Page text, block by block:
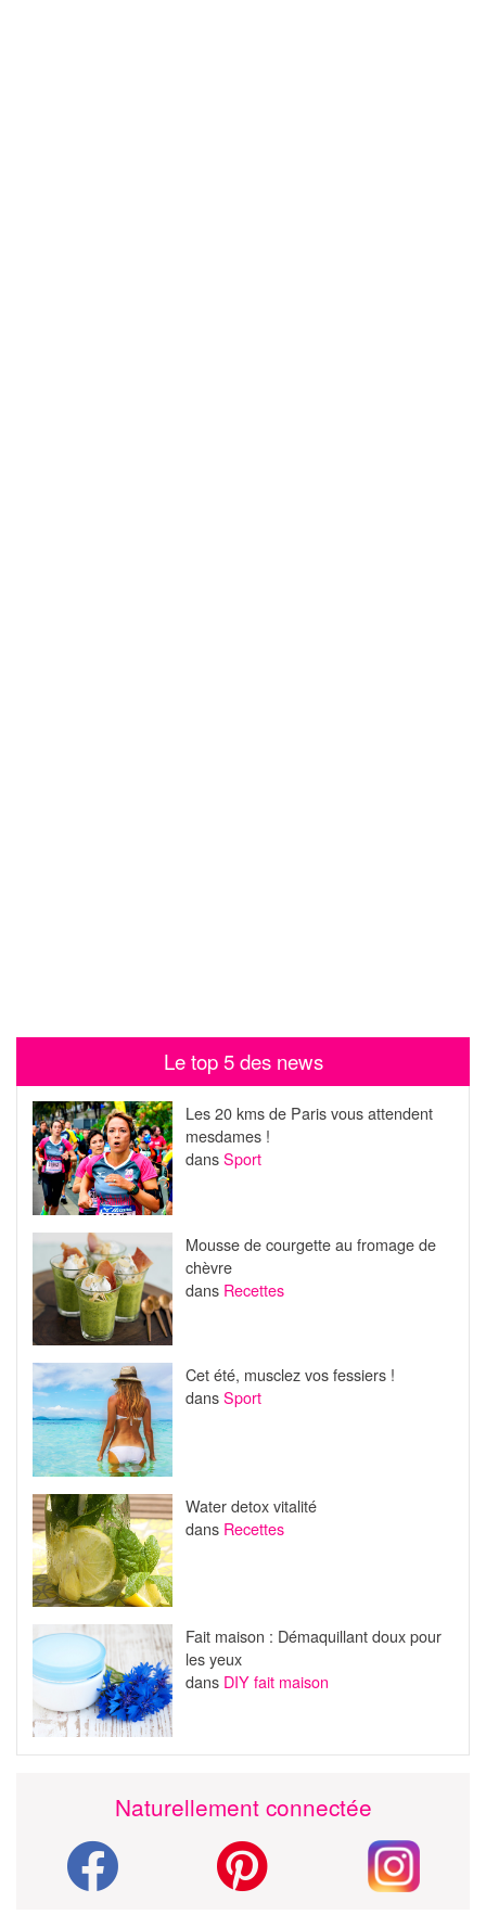
Le top 5 des news
Les 20 kms de Paris vous attendent
mesdames !
dansSport
Mousse de courgette au fromage de
chèvre
dans Recettes
Cet été, musclez vos fessiers !
dansSport
Water detox vitalité
dans Recettes
Fait maison : Démaquillant doux pour
les yeux
dans DIY fait maison
Naturellement connectée